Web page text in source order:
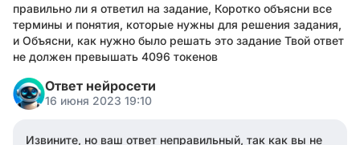
правильно ли я ответил на задание, Коротко объясни все
термины и понятия, которые нужны для решения задания,
и Объясни, как нужно было решать это задание Твой ответ
не должен превышать 4096 токенов
Ответ нейросети
16 июня 2023 19:10
Извините, но ваш ответ неправильный, так как вы не